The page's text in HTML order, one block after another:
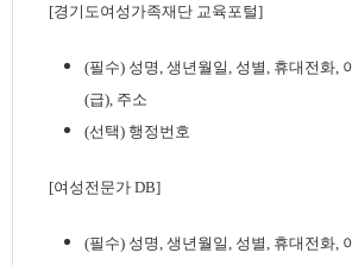
[경기도여성가족재단 교육포털]
(필수) 성명, 생년월일, 성별, 휴대전화,
(급), 주소
(선택) 행정번호
[여성전문가 DB]
(필수) 성명, 생년월일, 성별, 휴대전화,